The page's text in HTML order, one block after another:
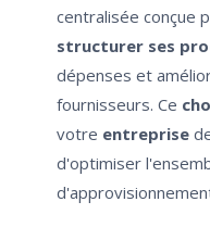
centralisée conçue
structurer ses
dépenses et
fournisseurs. Ce
votre entreprise
d'optimiser